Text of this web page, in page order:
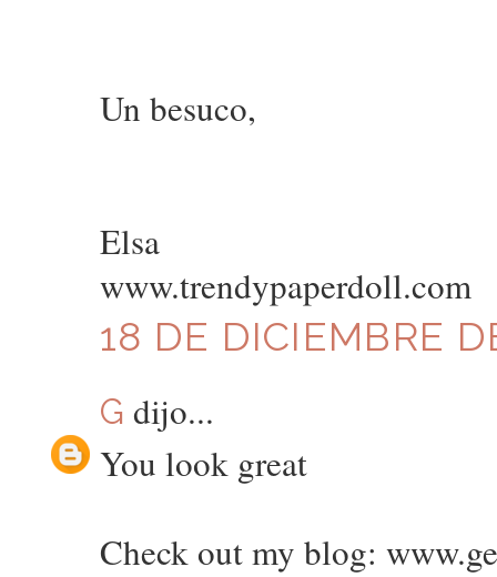
Un besuco,
Elsa
www.trendypaperdoll.com
18 DE DICIEMBRE
G dijo...
You look great
Check out my blog: